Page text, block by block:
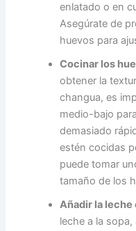
enlatado o en
Asegúrate de
huevos para
Cocinar los
obtener la
changua, es
medio-bajo
demasiado
estén cocidas
puede tomar
tamaño de los
Añadir la leche
leche a la